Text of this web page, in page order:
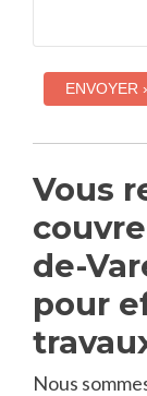
Vous
de-
pour
Nous